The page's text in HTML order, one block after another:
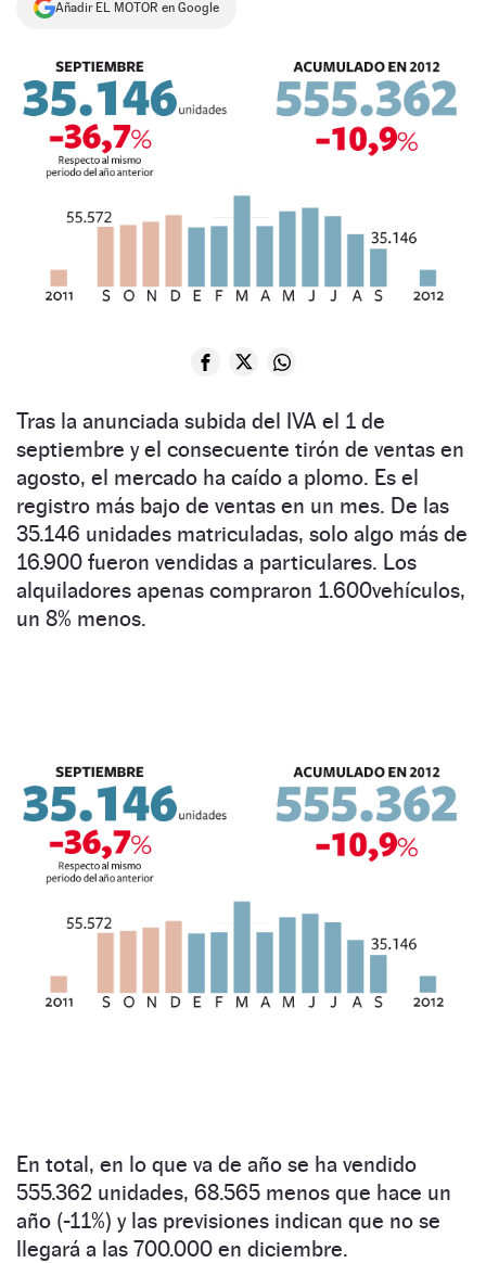
SÍGUENOS
Añadir EL MOTOR en Google
Tras la anunciada subida del IVA el 1 de
septiembre y el consecuente tirón de ventas en
agosto, el mercado ha caído a plomo. Es el
registro más bajo de ventas en un mes. De las
35.146 unidades matriculadas, solo algo más de
16.900 fueron vendidas a particulares. Los
alquiladores apenas compraron 1.600vehículos,
un 8% menos.
En total, en lo que va de año se ha vendido
555.362 unidades, 68.565 menos que hace un
año (-11%) y las previsiones indican que no se
llegará a las 700.000 en diciembre.